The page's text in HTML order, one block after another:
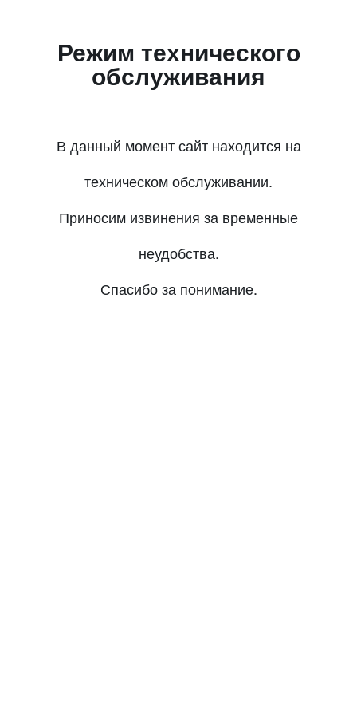
Режим технического
обслуживания
В данный момент сайт находится на
техническом обслуживании.
Приносим извинения за временные
неудобства.
Спасибо за понимание.